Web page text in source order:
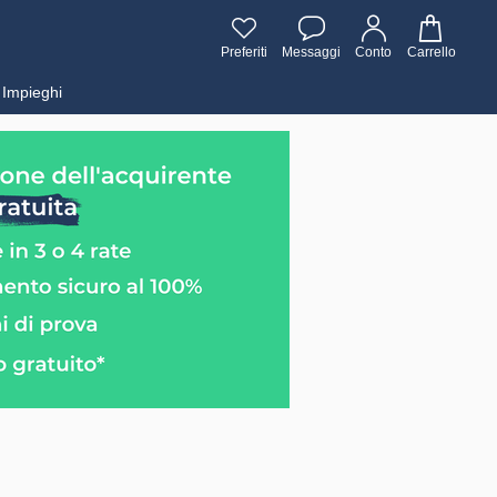
Preferiti Messaggi Conto Carrello
Impieghi